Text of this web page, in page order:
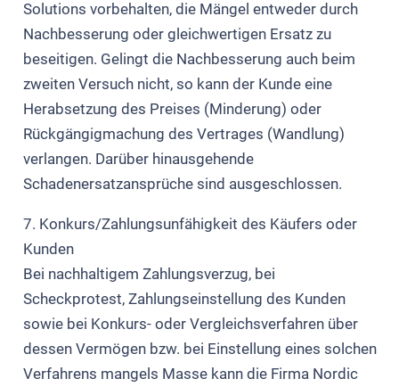
Solutions vorbehalten, die Mängel entweder durch
Nachbesserung oder gleichwertigen Ersatz zu
beseitigen. Gelingt die Nachbesserung auch beim
zweiten Versuch nicht, so kann der Kunde eine
Herabsetzung des Preises (Minderung) oder
Rückgängigmachung des Vertrages (Wandlung)
verlangen. Darüber hinausgehende
Schadenersatzansprüche sind ausgeschlossen.
7. Konkurs/Zahlungsunfähigkeit des Käufers oder
Kunden
Bei nachhaltigem Zahlungsverzug, bei
Scheckprotest, Zahlungseinstellung des Kunden
sowie bei Konkurs- oder Vergleichsverfahren über
dessen Vermögen bzw. bei Einstellung eines solchen
Verfahrens mangels Masse kann die Firma Nordic